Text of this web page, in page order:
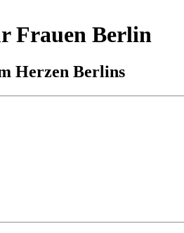
Frauen Berlin
Herzen Berlins